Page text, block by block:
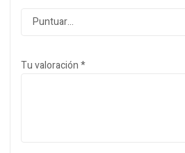
Tu valoración*